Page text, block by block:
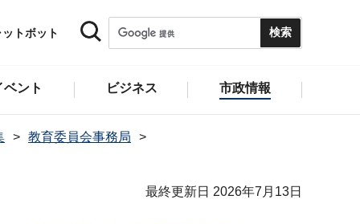
トボット
ント ビジネス 市政情報
教育委員会事務局
最終更新日 2026年7月13日